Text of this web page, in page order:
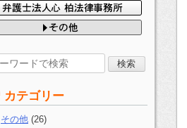
カテゴリー
その他 (26)